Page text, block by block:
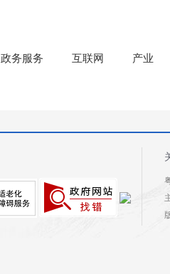
政务服务 互联网 产业